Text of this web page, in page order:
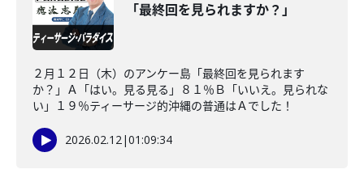
「最終回を見られますか？」
２月１２日（木）のアンケー島「最終回を見られます
か？」Ａ「はい。見る見る」８１％Ｂ「いいえ。見られな
い」１９％ティーサージ的沖縄の普通はＡでした！
2026.02.12|01:09:34